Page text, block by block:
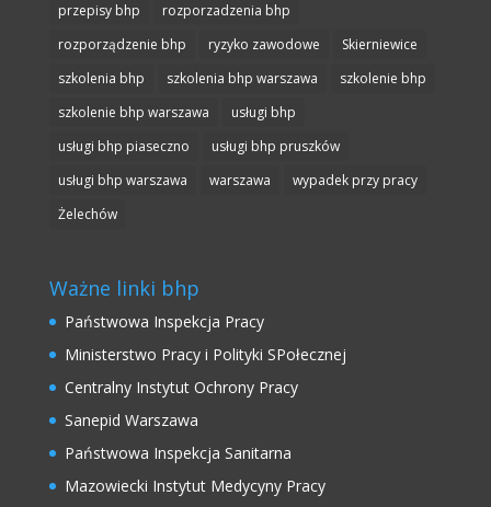
przepisy bhp
rozporzadzenia bhp
rozporządzenie bhp
ryzyko zawodowe
Skierniewice
szkolenia bhp
szkolenia bhp warszawa
szkolenie bhp
szkolenie bhp warszawa
usługi bhp
usługi bhp piaseczno
usługi bhp pruszków
usługi bhp warszawa
warszawa
wypadek przy pracy
Żelechów
Ważne linki bhp
Państwowa Inspekcja Pracy
Ministerstwo Pracy i Polityki SPołecznej
Centralny Instytut Ochrony Pracy
Sanepid Warszawa
Państwowa Inspekcja Sanitarna
Mazowiecki Instytut Medycyny Pracy